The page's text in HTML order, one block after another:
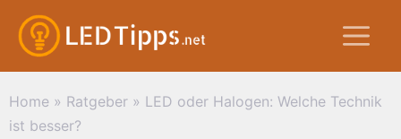
Zum
Inhalt
springen
Home » Ratgeber » LED oder Halogen: Welche Technik
ist besser?